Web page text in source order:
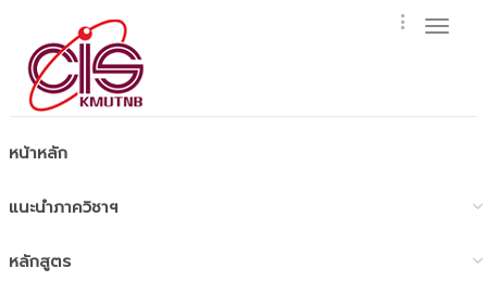
หน้าหลัก
แนะนำภาควิชาฯ
หลักสูตร